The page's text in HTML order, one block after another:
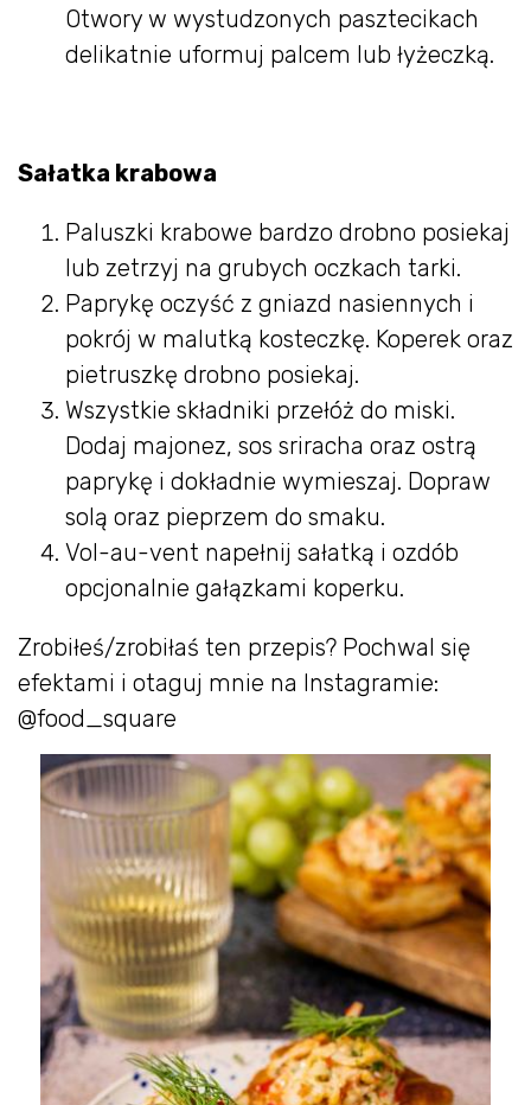
Otwory w wystudzonych pasztecikach
delikatnie uformuj palcem lub łyżeczką.
Sałatka krabowa
Paluszki krabowe bardzo drobno posiekaj
lub zetrzyj na grubych oczkach tarki.
Paprykę oczyść z gniazd nasiennych i
pokrój w malutką kosteczkę. Koperek oraz
pietruszkę drobno posiekaj.
Wszystkie składniki przełóż do miski.
Dodaj majonez, sos sriracha oraz ostrą
paprykę i dokładnie wymieszaj. Dopraw
solą oraz pieprzem do smaku.
Vol-au-vent napełnij sałatką i ozdób
opcjonalnie gałązkami koperku.
Zrobiłeś/zrobiłaś ten przepis? Pochwal się
efektami i otaguj mnie na Instagramie:
@food_square